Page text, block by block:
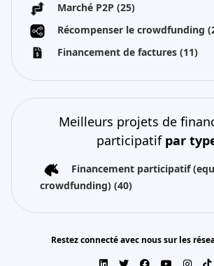
Marché P2P (25)
Récompenser le crowdfunding
Financement de factures (11)
Meilleurs projets de
participatif par
Financement participatif
crowdfunding) (40)
Restez connecté avec nous sur les